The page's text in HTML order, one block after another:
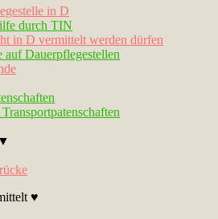
in D
durch TIN
in D vermittelt werden dürfen
auf Dauerpflegestellen
♥